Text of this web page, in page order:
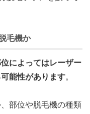
毛機か
によってはレーザー
能性があります。
部位や脱毛機の種類